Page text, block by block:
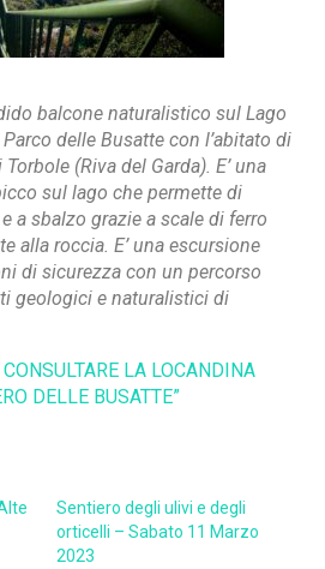
balcone naturalistico sul Lago
delle Busatte con l’abitato di
(Riva del Garda). E’ una
sul lago che permette di
a sbalzo grazie a scale di ferro
alla roccia. E’ una escursione
di sicurezza con un percorso
geologici e naturalistici di
LA LOCANDINA
DELLE BUSATTE”
Sentiero degli ulivi e degli
orticelli – Sabato 11 Marzo
2023